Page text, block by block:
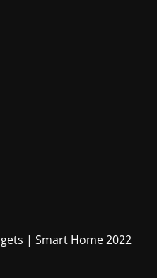
| Smart Home 2022